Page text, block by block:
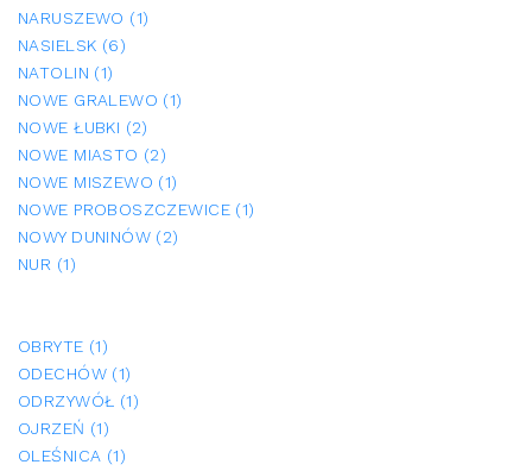
NARUSZEWO (1)
NASIELSK (6)
NATOLIN (1)
NOWE GRALEWO (1)
NOWE ŁUBKI (2)
NOWE MIASTO (2)
NOWE MISZEWO (1)
NOWE PROBOSZCZEWICE (1)
NOWY DUNINÓW (2)
NUR (1)
OBRYTE (1)
ODECHÓW (1)
ODRZYWÓŁ (1)
OJRZEŃ (1)
OLEŚNICA (1)